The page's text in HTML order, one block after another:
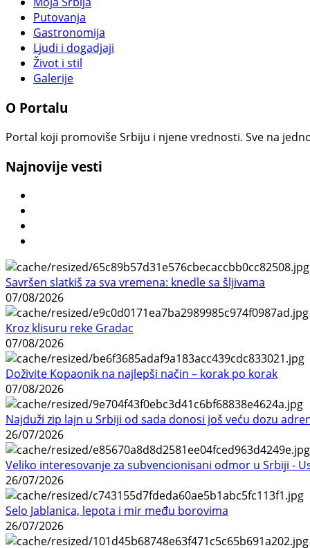
Putovanja
Gastronomija
Ljudi i dogadjaji
Život i stil
Galerije
O Portalu
Portal koji promoviše Srbiju i njene vrednosti. Sve na
Najnovije vesti
Savršen slatkiš za sva vremena: knedle sa šljivama
07/08/2026
Kroz klisuru reke Gradac
07/08/2026
Doživite Kopaonik na najlepši način – korak po korak
07/08/2026
Najduži zip lajn u Srbiji od sada donosi još veću dozu
26/07/2026
Veliko interesovanje za subvencionisani odmor u Srbiji -
26/07/2026
Selo Jablanica, lepota i mir među borovima
26/07/2026